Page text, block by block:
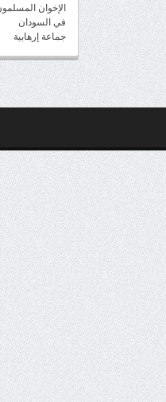
الإخوان
في السودان
جماعة إرهابية